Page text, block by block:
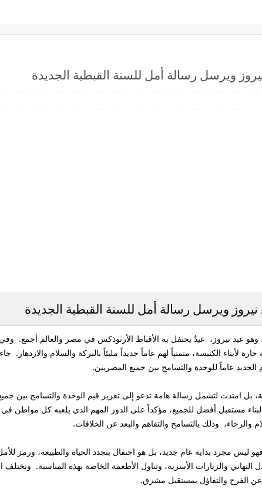
ويرسل رسالة أمل للسنة القبطية الجديدة
نيروز ويرسل رسالة أمل للسنة القبطية الجديدة
عيد نيروز، عيدٌ يحتفل به الأقباط الأرثوذكس في مصر والعالم أجمع. وفي
لأبناء الكنيسة، متمنياً لهم عاماً جديداً مليئاً بالبركة والسلام والازدهار.
عاماً للوحدة والتسامح بين جميع المصريين.
بل امتدت لتشمل رسالة هامة تدعو إلى تعزيز قيم الوحدة والتسامح بين
لبناء مستقبل أفضل للجميع، مؤكداً على الدور المهم الذي يلعبه كل مواطن
وذلك بالتسامح والتفاهم والبعد عن الخلافات.
فهو ليس مجرد بداية عام جديد، بل هو احتفال بتجدد الحياة والطبيعة، ورمز
والزيارات الأسرية، وتناول الأطعمة الخاصة بهذه المناسبة. وتختلف
عن الفرح والتفاؤل بمستقبل مشرق.